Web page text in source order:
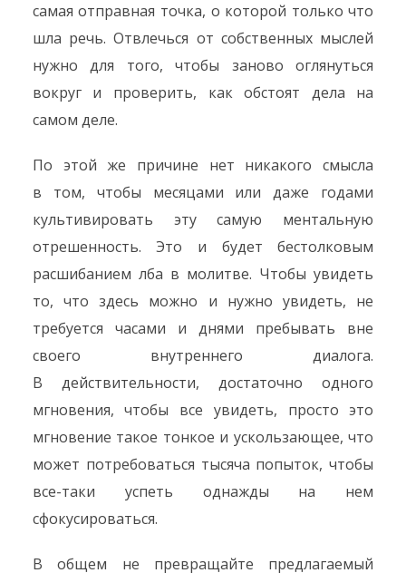
самая отправная точка, о которой только что
шла речь. Отвлечься от собственных мыслей
нужно для того, чтобы заново оглянуться
вокруг и проверить, как обстоят дела на
самом деле.
По этой же причине нет никакого смысла
в том, чтобы месяцами или даже годами
культивировать эту самую ментальную
отрешенность. Это и будет бестолковым
расшибанием лба в молитве. Чтобы увидеть
то, что здесь можно и нужно увидеть, не
требуется часами и днями пребывать вне
своего внутреннего диалога.
В действительности, достаточно одного
мгновения, чтобы все увидеть, просто это
мгновение такое тонкое и ускользающее, что
может потребоваться тысяча попыток, чтобы
все-таки успеть однажды на нем
сфокусироваться.
В общем не превращайте предлагаемый